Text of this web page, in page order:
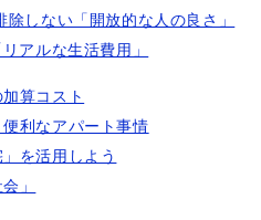
しない「開放的な人の良さ」
アルな生活費用」
算コスト
利なアパート事情
を活用しよう
」